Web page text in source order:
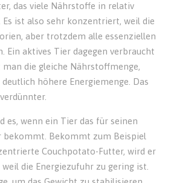
das viele Nährstoffe in relativ
ist also sehr konzentriert, weil die
aber trotzdem alle essenziellen
Ein aktives Tier dagegen verbraucht
die gleiche Nährstoffmenge,
höhere Energiemenge. Das
es, wenn ein Tier das für seinen
bekommt. Bekommt zum Beispiel
Couchpotato-Futter, wird er
die Energiezufuhr zu gering ist.